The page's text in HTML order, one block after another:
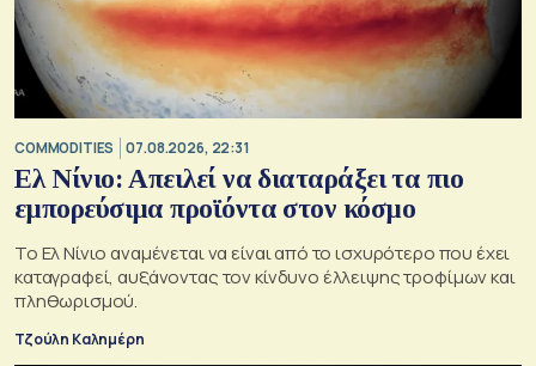
COMMODITIES 07.08.2026, 22:31
Ελ Νίνιο: Απειλεί να διαταράξει τα πιο
εμπορεύσιμα προϊόντα στον κόσμο
Το Ελ Νίνιο αναμένεται να είναι από το ισχυρότερο που έχει
καταγραφεί, αυξάνοντας τον κίνδυνο έλλειψης τροφίμων και
πληθωρισμού.
Τζούλη Καλημέρη